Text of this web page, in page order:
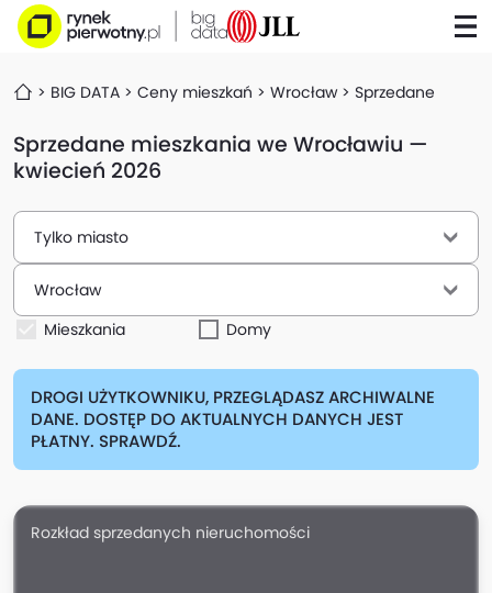
BIG DATA Ceny mieszkań Wrocław Sprzedane
Sprzedane mieszkania we Wrocławiu —
kwiecień 2026
Mieszkania Domy
Tylko miasto
Wrocław
DROGI UŻYTKOWNIKU, PRZEGLĄDASZ ARCHIWALNE
DANE. DOSTĘP DO AKTUALNYCH DANYCH JEST
PŁATNY. SPRAWDŹ.
Rozkład sprzedanych nieruchomości